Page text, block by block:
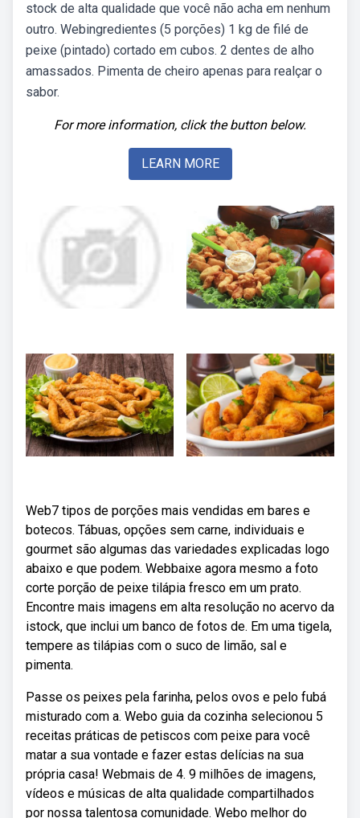
stock de alta qualidade que você não acha em nenhum
outro. Webingredientes (5 porções) 1 kg de filé de
peixe (pintado) cortado em cubos. 2 dentes de alho
amassados. Pimenta de cheiro apenas para realçar o
sabor.
For more information, click the button below.
LEARN MORE
Web7 tipos de porções mais vendidas em bares e
botecos. Tábuas, opções sem carne, individuais e
gourmet são algumas das variedades explicadas logo
abaixo e que podem. Webbaixe agora mesmo a foto
corte porção de peixe tilápia fresco em um prato.
Encontre mais imagens em alta resolução no acervo da
istock, que inclui um banco de fotos de. Em uma tigela,
tempere as tilápias com o suco de limão, sal e
pimenta.
Passe os peixes pela farinha, pelos ovos e pelo fubá
misturado com a. Webo guia da cozinha selecionou 5
receitas práticas de petiscos com peixe para você
matar a sua vontade e fazer estas delícias na sua
própria casa! Webmais de 4. 9 milhões de imagens,
vídeos e músicas de alta qualidade compartilhados
por nossa talentosa comunidade. Webo melhor do